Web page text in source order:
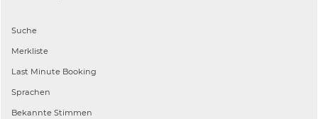
Suche
Merkliste
Last Minute Booking
Sprachen
Bekannte Stimmen